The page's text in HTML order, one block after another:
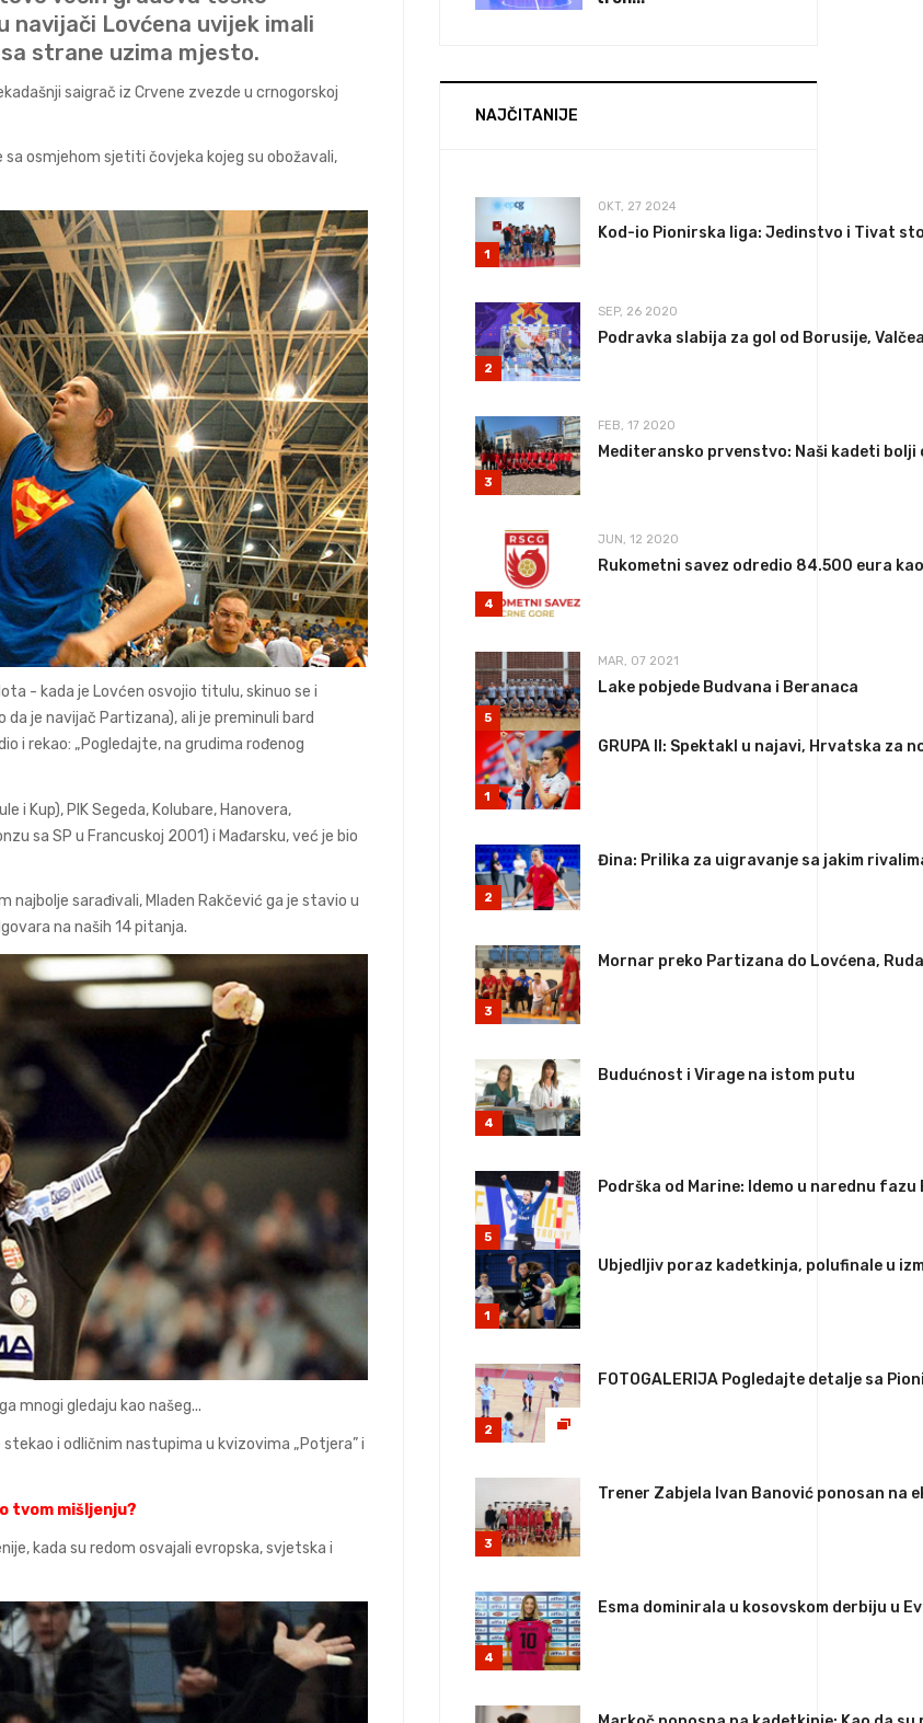
navijači Lovćena uvijek imali
strane uzima mjesto.
saigrač iz Crvene zvezde u crnogorskoj
osmjehom sjetiti čovjeka kojeg su obožavali,
- kada je Lovćen osvojio titulu, skinuo se i
da je navijač Partizana), ali je preminuli bard
i rekao: „Pogledajte, na grudima rođenog
i Kup), PIK Segeda, Kolubare, Hanovera,
sa SP u Francuskoj 2001) i Mađarsku, već je bio
najbolje sarađivali, Mladen Rakčević ga je stavio u
na naših 14 pitanja.
mnogi gledaju kao našeg...
i odličnim nastupima u kvizovima „Potjera” i
tvom mišljenju?
kada su redom osvajali evropska, svjetska i
NAJČITANIJE
1
OKT, 27 2024
Kod-io Pionirska liga: Jedinstvo i Tivat
2
SEP, 26 2020
Podravka slabija za gol od Borusije,
3
FEB, 17 2020
Mediteransko prvenstvo: Naši kadeti bolji
4
JUN, 12 2020
Rukometni savez odredio 84.500 eura
5
MAR, 07 2021
Lake pobjede Budvana i Beranaca
1
GRUPA II: Spektakl u najavi, Hrvatska za
2
Đina: Prilika za uigravanje sa jakim
3
Mornar preko Partizana do Lovćena,
4
Budućnost i Virage na istom putu
5
Podrška od Marine: Idemo u narednu fazu
1
Ubjedljiv poraz kadetkinja, polufinale u
2
FOTOGALERIJA Pogledajte detalje sa
3
Trener Zabjela Ivan Banović ponosan na
4
Esma dominirala u kosovskom derbiju u